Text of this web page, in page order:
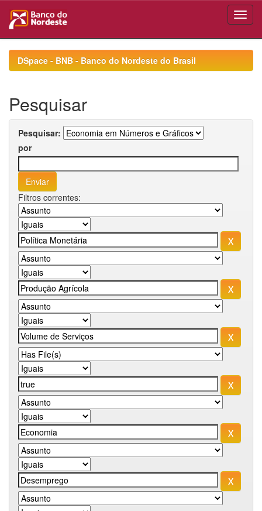
navigationDSpace - BNB - Banco do Nordeste do Brasil
Pesquisar
Pesquisar:
por
Filtros correntes: